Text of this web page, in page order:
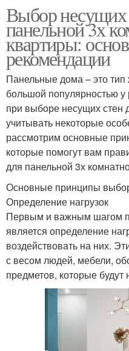
Выбор несущих
панельной 3х
квартиры:
рекомендации
Панельные дома – это тип
большой популярностью у
при выборе несущих стен
учитывать некоторые
рассмотрим основные
которые помогут вам
для панельной 3х
Основные принципы
Определение нагрузок
Первым и важным шагом
является определение
воздействовать на них.
с весом людей, мебели,
предметов, которые будут